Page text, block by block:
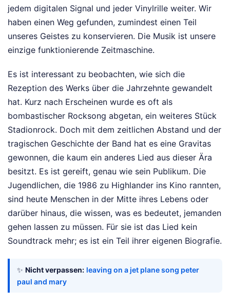
jedem digitalen Signal und jeder Vinylrille weiter. Wir
haben einen Weg gefunden, zumindest einen Teil
unseres Geistes zu konservieren. Die Musik ist unsere
einzige funktionierende Zeitmaschine.
Es ist interessant zu beobachten, wie sich die
Rezeption des Werks über die Jahrzehnte gewandelt
hat. Kurz nach Erscheinen wurde es oft als
bombastischer Rocksong abgetan, ein weiteres Stück
Stadionrock. Doch mit dem zeitlichen Abstand und der
tragischen Geschichte der Band hat es eine Gravitas
gewonnen, die kaum ein anderes Lied aus dieser Ära
besitzt. Es ist gereift, genau wie sein Publikum. Die
Jugendlichen, die 1986 zu Highlander ins Kino rannten,
sind heute Menschen in der Mitte ihres Lebens oder
darüber hinaus, die wissen, was es bedeutet, jemanden
gehen lassen zu müssen. Für sie ist das Lied kein
Soundtrack mehr; es ist ein Teil ihrer eigenen Biografie.
✨ Nicht verpassen: leaving on a jet plane song peter
paul and mary